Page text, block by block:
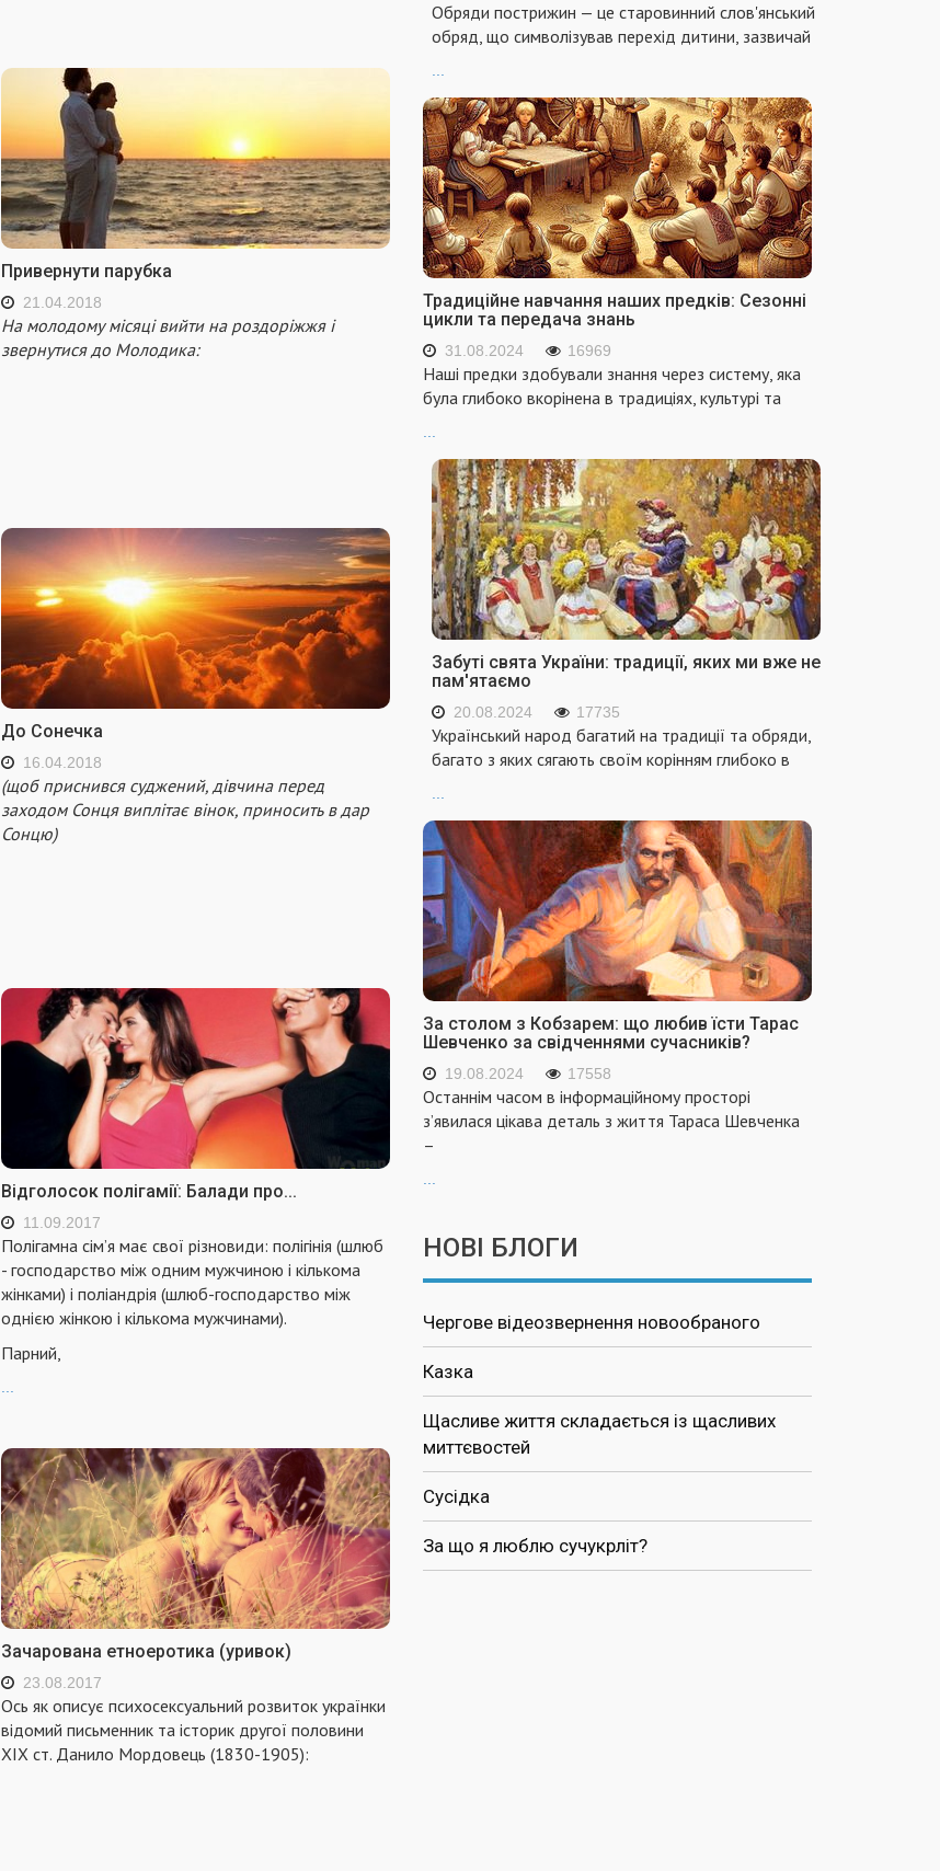
Привернути парубка
21.04.2018
На молодому місяці вийти на роздоріжжя і
звернутися до Молодика:
До Сонечка
16.04.2018
(щоб приснився суджений, дівчина перед
заходом Сонця виплітає вінок, приносить в дар
Сонцю)
Відголосок полігамії: Балади про...
11.09.2017
Полігамна сім’я має свої різновиди: полігінія (шлюб
- господарство між одним мужчиною і кількома
жінками) і поліандрія (шлюб-господарство між
однією жінкою і кількома мужчинами).
Парний,
Зачарована етноеротика (уривок)
23.08.2017
Ось як описує психосексуальний розвиток українки
відомий письменник та історик другої половини
XIX ст. Данило Мордовець (1830-1905):
Обряди пострижин — це старовинний слов'янський
обряд, що символізував перехід дитини, зазвичай
...
Традиційне навчання наших предків: Сезонні
цикли та передача знань
31.08.2024 16969
Наші предки здобували знання через систему, яка
була глибоко вкорінена в традиціях, культурі та
...
Забуті свята України: традиції, яких ми вже не
пам'ятаємо
20.08.2024 17735
Український народ багатий на традиції та обряди,
багато з яких сягають своїм корінням глибоко в
...
За столом з Кобзарем: що любив їсти Тарас
Шевченко за свідченнями сучасників?
19.08.2024 17558
Останнім часом в інформаційному просторі
з’явилася цікава деталь з життя Тараса Шевченка
–
...
НОВІ БЛОГИ
Чергове відеозвернення новообраного
Казка
Щасливе життя складається із щасливих
миттєвостей
Сусідка
За що я люблю сучукрліт?